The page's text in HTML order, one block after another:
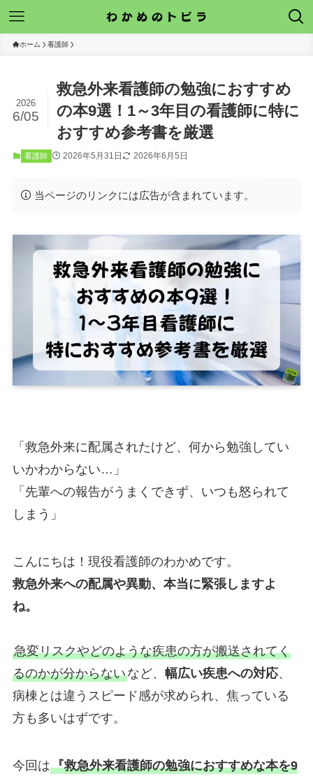
ホーム 看護師
救急外来看護師の勉強におすすめ
の本9選！1～3年目の看護師に特に
おすすめ参考書を厳選
2026
6/05
看護師 2026年5月31日 2026年6月5日
当ページのリンクには広告が含まれています。
「救急外来に配属されたけど、何から勉強してい
いかわからない…」
「先輩への報告がうまくできず、いつも怒られて
しまう」
こんにちは！現役看護師のわかめです。
救急外来への配属や異動、本当に緊張しますよ
ね。
急変リスクやどのような疾患の方が搬送されてく
るのかが分からないなど、 幅広い疾患への対応、
病棟とは違うスピード感が求められ、焦っている
方も多いはずです。
今回は『救急外来看護師の勉強におすすめな本を9